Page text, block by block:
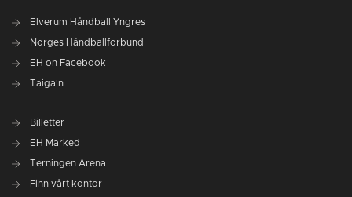
Elverum Håndball Yngres
Norges Håndballforbund
EH on Facebook
Taiga'n
Billetter
EH Marked
Terningen Arena
Finn vårt kontor